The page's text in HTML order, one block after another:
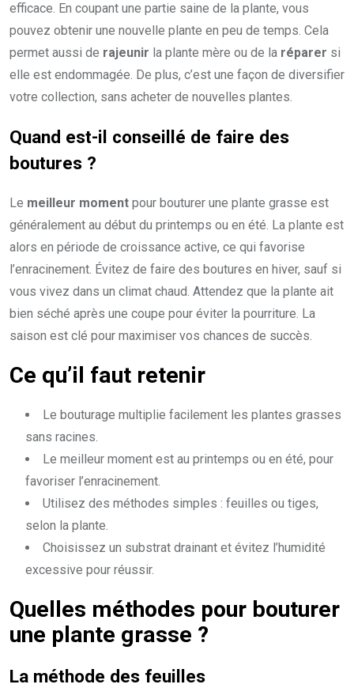
efficace. En coupant une partie saine de la plante, vous
pouvez obtenir une nouvelle plante en peu de temps. Cela
permet aussi de rajeunir la plante mère ou de la réparer si
elle est endommagée. De plus, c’est une façon de diversifier
votre collection, sans acheter de nouvelles plantes.
Quand est-il conseillé de faire des
boutures ?
Le meilleur moment pour bouturer une plante grasse est
généralement au début du printemps ou en été. La plante est
alors en période de croissance active, ce qui favorise
l’enracinement. Évitez de faire des boutures en hiver, sauf si
vous vivez dans un climat chaud. Attendez que la plante ait
bien séché après une coupe pour éviter la pourriture. La
saison est clé pour maximiser vos chances de succès.
Ce qu’il faut retenir
Le bouturage multiplie facilement les plantes grasses
sans racines.
Le meilleur moment est au printemps ou en été, pour
favoriser l’enracinement.
Utilisez des méthodes simples : feuilles ou tiges,
selon la plante.
Choisissez un substrat drainant et évitez l’humidité
excessive pour réussir.
Quelles méthodes pour bouturer
une plante grasse ?
La méthode des feuilles